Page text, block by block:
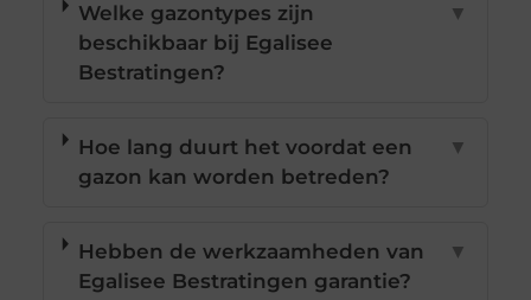
Welke gazontypes zijn
beschikbaar bij Egalisee
Bestratingen?
▼
Hoe lang duurt het voordat een
gazon kan worden betreden?
▼
Hebben de werkzaamheden van
Egalisee Bestratingen garantie?
▼